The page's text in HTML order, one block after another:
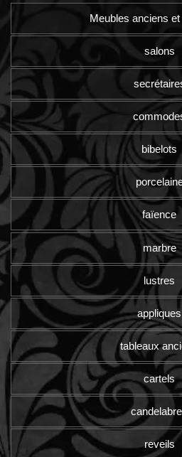
Meubles anciens
salons
bibelots
faïence
marbre
lustres
appliques
tableaux
cartels
reveils